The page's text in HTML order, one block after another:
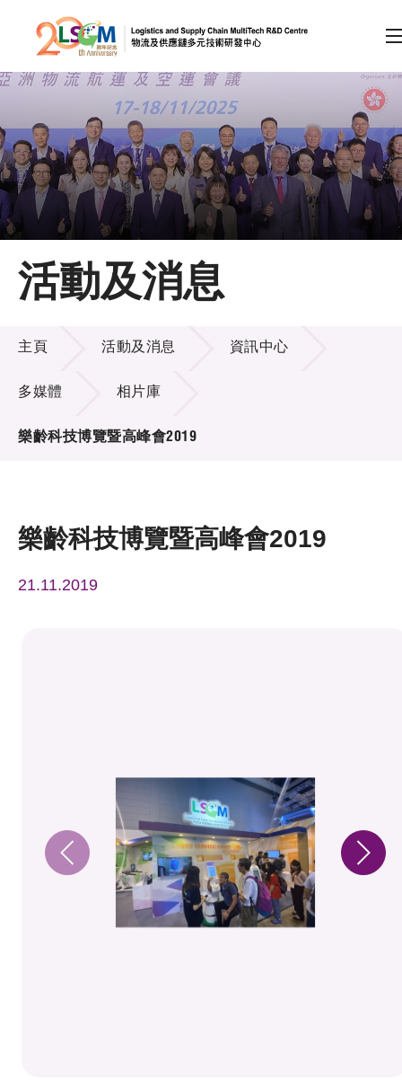
跳到內容（按回車鍵）
會員登入
A A EN 繁 简
主頁
關於LSCM
技術商品化
項目及資助計劃
活動及消息
活動及消息
主頁 活動及消息 資訊中心
多媒體 相片庫
樂齡科技博覽暨高峰會2019
樂齡科技博覽暨高峰會2019
21.11.2019